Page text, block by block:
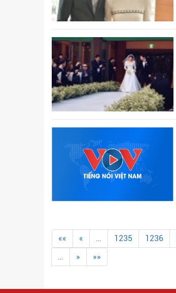
«« « … 1235 1236
…
» »»